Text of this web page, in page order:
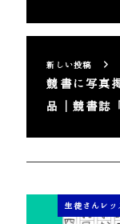
新しい投稿
競書に写真
品｜競書誌
生徒さんレッ